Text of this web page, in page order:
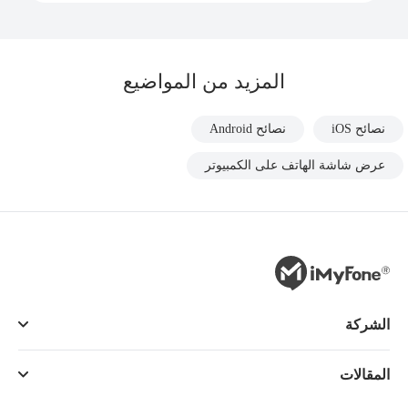
المزيد من المواضيع
نصائح iOS نصائح Android
عرض شاشة الهاتف على الكمبيوتر
الشركة
المقالات